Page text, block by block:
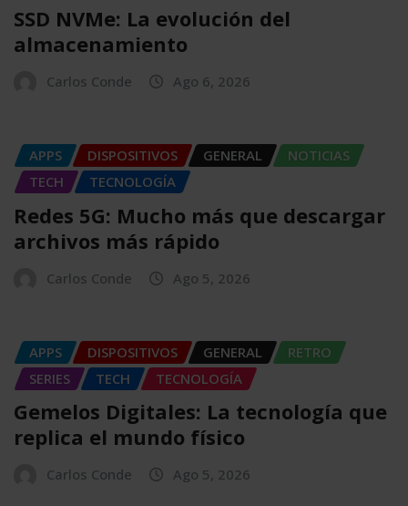
SSD NVMe: La evolución del
almacenamiento
Carlos Conde Ago 6, 2026
APPS DISPOSITIVOS GENERAL
NOTICIAS
TECH
TECNOLOGÍA
Redes 5G: Mucho más que descargar
archivos más rápido
Carlos Conde Ago 5, 2026
APPS DISPOSITIVOS GENERAL
RETRO
SERIES
TECH TECNOLOGÍA
Gemelos Digitales: La tecnología que
replica el mundo físico
Carlos Conde Ago 5, 2026